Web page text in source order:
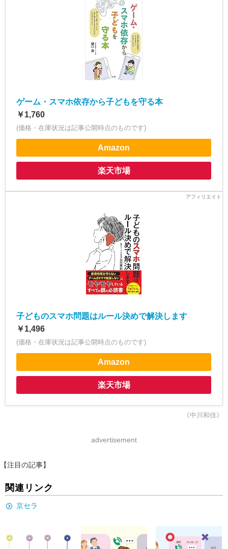
ゲーム・スマホ依存から子どもを守る本
￥1,760
(価格・在庫状況は記事公開時点のものです)
Amazon
楽天市場
子どものスマホ問題はルール決めで解決します
￥1,496
(価格・在庫状況は記事公開時点のものです)
Amazon
楽天市場
《中川和佳》
advertisement
【注目の記事】
関連リンク
京セラ